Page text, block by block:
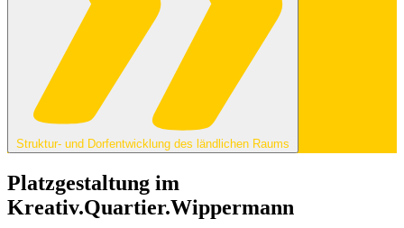
Struktur- und Dorfentwicklung des ländlichen Raums
Platzgestaltung im
Kreativ.Quartier.Wippermann